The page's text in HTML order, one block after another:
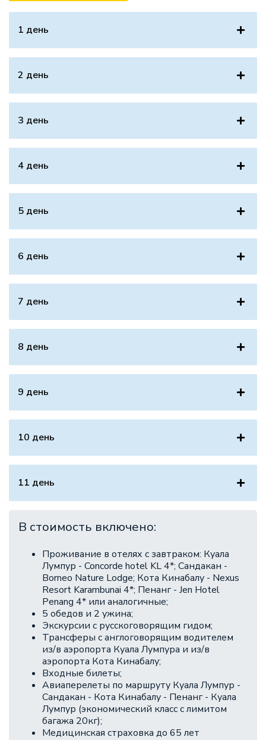
1 день
2 день
3 день
4 день
5 день
6 день
7 день
8 день
9 день
10 день
11 день
В стоимость включено:
Проживание в отелях с завтраком: Куала
Лумпур - Concorde hotel KL 4*; Сандакан -
Borneo Nature Lodge; Кота Кинабалу - Nexus
Resort Karambunai 4*; Пенанг - Jen Hotel
Penang 4* или аналогичные;
5 обедов и 2 ужина;
Экскурсии с русскоговорящим гидом;
Трансферы с англоговорящим водителем
из/в аэропорта Куала Лумпура и из/в
аэропорта Кота Кинабалу;
Входные билеты;
Авиаперелеты по маршруту Куала Лумпур -
Сандакан - Кота Кинабалу - Пенанг - Куала
Лумпур (экономический класс с лимитом
багажа 20кг);
Медицинская страховка до 65 лет